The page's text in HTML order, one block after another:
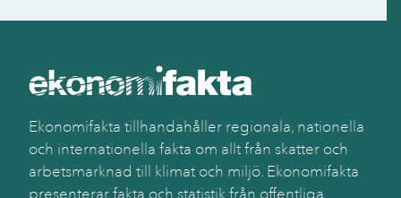
Ekonomifakta tillhandahåller regionala, nationella
och internationella fakta om allt från skatter och
arbetsmarknad till klimat och miljö. Ekonomifakta
presenterar fakta och statistik från offentliga